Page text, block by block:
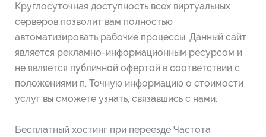
Круглосуточная доступность всех виртуальных
серверов позволит вам полностью
автоматизировать рабочие процессы. Данный сайт
является рекламно-информационным ресурсом и
не является публичной офертой в соответствии с
положениями п. Точную информацию о стоимости
услуг вы сможете узнать, связавшись с нами.
Бесплатный хостинг при переезде Частота